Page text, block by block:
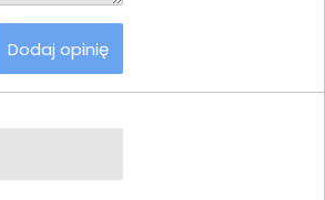
Dodaj opinię